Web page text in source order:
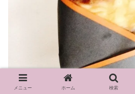
メニュー ホーム 検索